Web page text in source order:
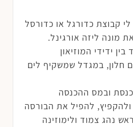
קבוצת כדורגל או כדורסל
מונה ליזה אורגינל.
ידידי המוזיאון
חלון, במגדל שמשקיף לים
ובמס ההכנסה
ולהקפיץ, להפיל את הבורסה
נהג צמוד ולימוזינה